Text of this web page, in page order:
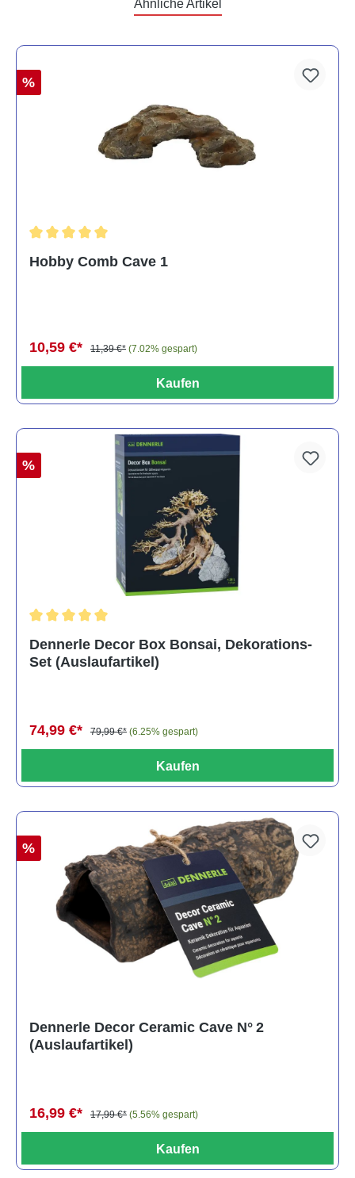
Ähnliche Artikel
%
Hobby Comb Cave 1
10,59 €* 11,39 €* (7.02% gespart)
Kaufen
%
Dennerle Decor Box Bonsai, Dekorations-
Set (Auslaufartikel)
74,99 €* 79,99 €* (6.25% gespart)
Kaufen
%
Dennerle Decor Ceramic Cave N° 2
(Auslaufartikel)
16,99 €* 17,99 €* (5.56% gespart)
Kaufen